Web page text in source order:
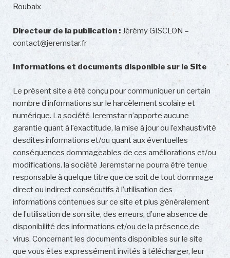
Roubaix
Directeur de la publication : Jérémy GISCLON –
contact@jeremstar.fr
Informations et documents disponible sur le Site
Le présent site a été conçu pour communiquer un certain
nombre d’informations sur le harcèlement scolaire et
numérique. La société Jeremstar n’apporte aucune
garantie quant à l’exactitude, la mise à jour ou l’exhaustivité
desdites informations et/ou quant aux éventuelles
conséquences dommageables de ces améliorations et/ou
modifications. la société Jeremstar ne pourra être tenue
responsable à quelque titre que ce soit de tout dommage
direct ou indirect consécutifs à l’utilisation des
informations contenues sur ce site et plus généralement
de l’utilisation de son site, des erreurs, d’une absence de
disponibilité des informations et/ou de la présence de
virus. Concernant les documents disponibles sur le site
que vous êtes expressément invités à télécharger, leur